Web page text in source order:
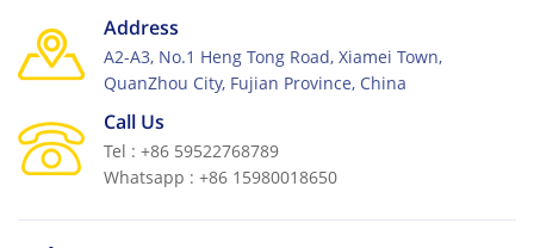
Address
A2-A3, No.1 Heng Tong Road, Xiamei Town,
QuanZhou City, Fujian Province, China
Call Us
Tel : +86 59522768789
Whatsapp : +86 15980018650